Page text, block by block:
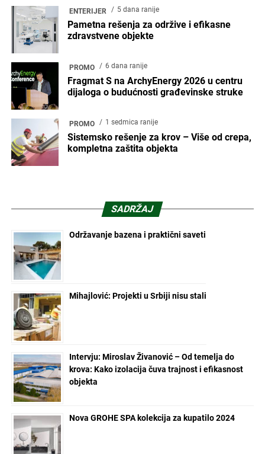
ENTERIJER 5 dana ranije
Pametna rešenja za održive i efikasne
zdravstvene objekte
PROMO 6 dana ranije
Fragmat S na ArchyEnergy 2026 u centru
dijaloga o budućnosti građevinske struke
PROMO 1 sedmica ranije
Sistemsko rešenje za krov – Više od crepa,
kompletna zaštita objekta
SADRŽAJ
Održavanje bazena i praktični saveti
Mihajlović: Projekti u Srbiji nisu stali
Intervju: Miroslav Živanović – Od temelja do
krova: Kako izolacija čuva trajnost i efikasnost
objekta
Nova GROHE SPA kolekcija za kupatilo 2024